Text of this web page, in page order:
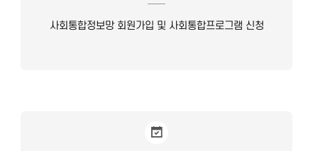
사회통합정보망 회원가입 및 사회통합프로그램 신청